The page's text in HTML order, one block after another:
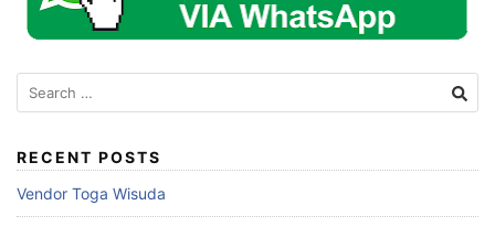
Search
for:
RECENT POSTS
Vendor Toga Wisuda